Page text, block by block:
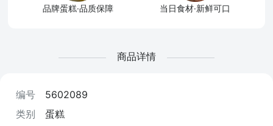
品牌蛋糕·品质保障 当日食材·新鲜可口
商品详情
编号
5602089
类别
蛋糕